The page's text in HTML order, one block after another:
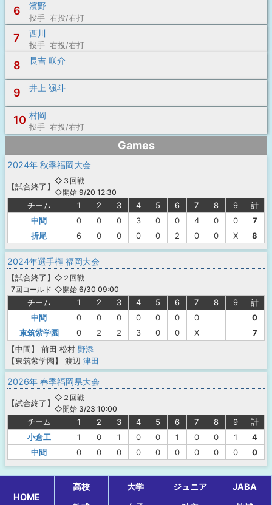
6 濱野
投手 右投/右打
7 西川
投手 右投/右打
8 長吉 咲介
9 井上 颯斗
10 村岡
投手 右投/右打
Games
2024年 秋季福岡大会
【試合終了 】
◇３回戦
◇開始 9/20 12:30
チーム 1 2 3 4 5 6 7 8 9
計
中間
0 0 0 3 0 0 4 0 0
7
折尾
6 0 0 0 0 2 0 0 X 8
2024年選手権 福岡大会
【試合終了 】
7回コールド
◇２回戦
◇開始 6/30 09:00
チーム 1 2 3 4 5 6 7 8 9
計
中間
0 0 0 0 0 0 0
0
東筑紫学園
0 2 2 3 0 0 X
7
【中間】
前田 松村 野添
【東筑紫学園】
渡辺 津田
2026年 春季福岡県大会
【試合終了 】
◇２回戦
◇開始 3/23 10:00
チーム 1 2 3 4 5 6 7 8 9
計
小倉工
1 0 1 0 0 1 0 0 1
4
中間
0 0 0 0 0 0 0 0 0 0
HOME
高校 大学 ジュニア
JABA